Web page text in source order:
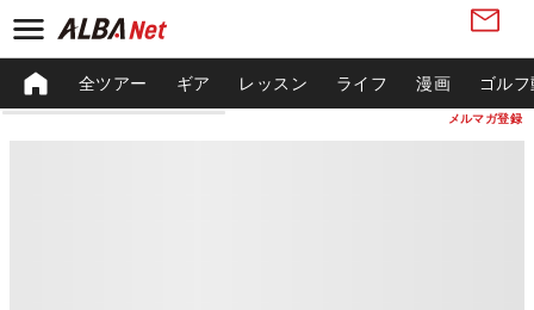
メルマガ登録
全ツアー ギア レッスン ライフ 漫画 ゴル